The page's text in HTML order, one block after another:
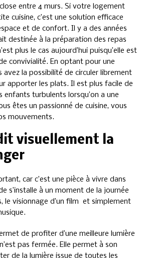
close entre 4 murs. Si votre logement
cuisine, c’est une solution efficace
et de confort. Il y a des années
destinée à la préparation des repas
plus le cas aujourd’hui puisqu’elle est
convivialité. En optant pour une
avez la possibilité de circuler librement
apporter les plats. Il est plus facile de
turbulents lorsqu’on a une
êtes un passionné de cuisine, vous
mouvements.
visuellement la
car c’est une pièce à vivre dans
s’installe à un moment de la journée
le visionnage d’un film et simplement
de profiter d’une meilleure lumière
pas fermée. Elle permet à son
de la lumière issue de toutes les